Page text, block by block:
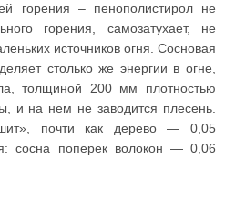
горения – пенополистирол не
горения, самозатухает, не
источников огня. Сосновая
столько же энергии в огне,
толщиной 200 мм плотностью
и на нем не заводится плесень.
почти как дерево — 0,05
сосна поперек волокон — 0,06